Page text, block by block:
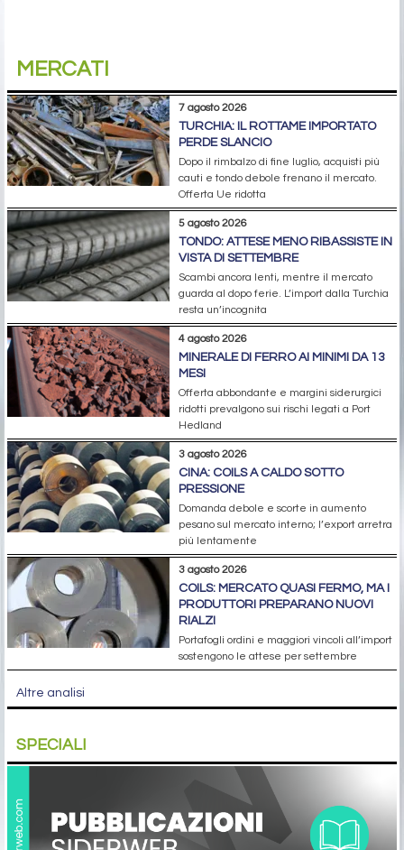
MERCATI
7 agosto 2026
TURCHIA: IL ROTTAME IMPORTATO
PERDE SLANCIO
Dopo il rimbalzo di fine luglio, acquisti più
cauti e tondo debole frenano il mercato.
Offerta Ue ridotta
5 agosto 2026
TONDO: ATTESE MENO RIBASSISTE IN
VISTA DI SETTEMBRE
Scambi ancora lenti, mentre il mercato
guarda al dopo ferie. L’import dalla Turchia
resta un’incognita
4 agosto 2026
MINERALE DI FERRO AI MINIMI DA 13
MESI
Offerta abbondante e margini siderurgici
ridotti prevalgono sui rischi legati a Port
Hedland
3 agosto 2026
CINA: COILS A CALDO SOTTO
PRESSIONE
Domanda debole e scorte in aumento
pesano sul mercato interno; l’export arretra
più lentamente
3 agosto 2026
COILS: MERCATO QUASI FERMO, MA I
PRODUTTORI PREPARANO NUOVI
RIALZI
Portafogli ordini e maggiori vincoli all’import
sostengono le attese per settembre
Altre analisi
SPECIALI